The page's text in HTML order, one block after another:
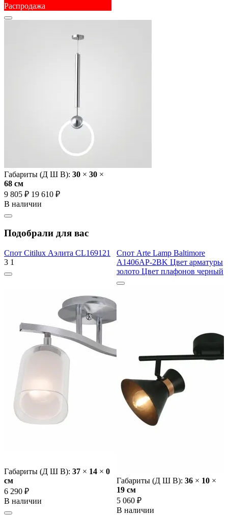
Распродажа
Габариты (Д Ш В): 30 × 30 ×
68 cм
9 805 ₽ 19 610 ₽
В наличии
Подобрали для вас
Спот Citilux Аэлита CL169121
3 1
Габариты (Д Ш В): 37 × 14 × 0
cм
6 290 ₽
В наличии
Спот Arte Lamp Baltimore
A1406AP-2BK Цвет арматуры
золото Цвет плафонов черный
Габариты (Д Ш В): 36 × 10 ×
19 cм
5 060 ₽
В наличии